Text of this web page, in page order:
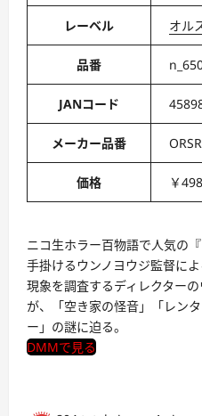
レーベル オル
品番
JANコード
メーカー品番
価格 ￥498
ニコ生ホラー百物語で人気の
手掛けるウンノヨウジ監督に
現象を調査するディレクター
が、「空き家の怪音」「レン
ー」の謎に迫る。
DMMで見る